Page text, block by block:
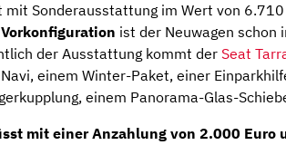
mit Sonderausstattung im Wert von
Vorkonfiguration ist der Neuwagen schon
der Ausstattung kommt der Seat
einem Winter-Paket, einer
einem Panorama-Glas-
mit einerAnzahlung von 2.000 Euro